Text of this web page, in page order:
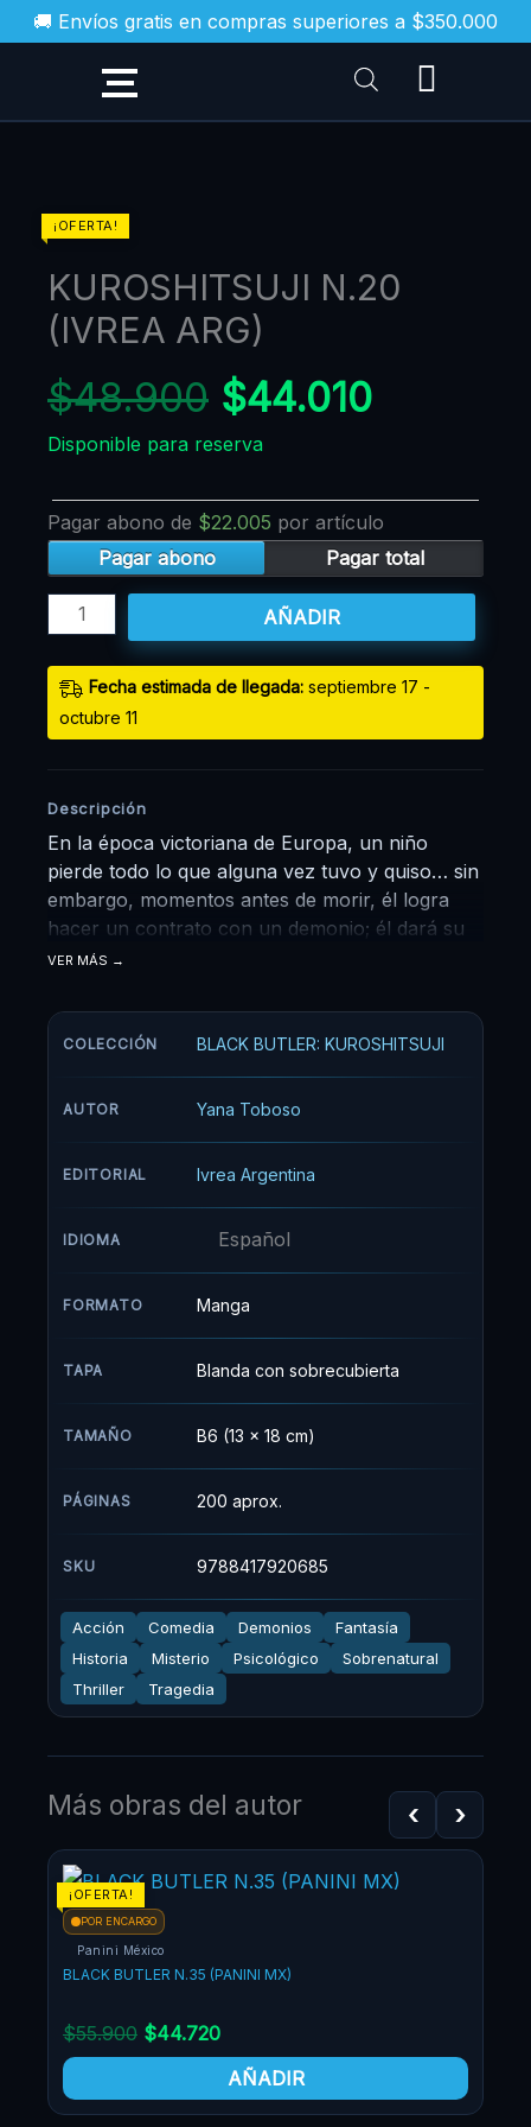
🚚 Envíos gratis en compras superiores a $350.000
al
¡OFERTA!
KUROSHITSUJI N.20
(IVREA ARG)
$48.900
original
era:
$48.900.
$44.010
actual
Disponible para reserva
Pagar abono de $22.005 por artículo
Pagar abono
Pagar total
KUROSHITSUJI
N.20
(IVREA
ARG)
cantidad
AÑADIR
Fecha estimada de llegada: septiembre 17 -
octubre 11
Descripción
En la época victoriana de Europa, un niño
pierde todo lo que alguna vez tuvo y quiso… sin
embargo, momentos antes de morir, él logra
hacer un contrato con un demonio; él dará su
alma, a cambio de venganza. Ciel Phantomhive
corporación Phantomhive, maneja todos los
asuntos relacionados con negocios, y así
Reina de Inglaterra. Su compañero es su nuevo
asesinato los padres de Ciel además de la
tortura que él tuvo que sufrir, ambos se verán
envueltos en peligrosos e intrigantes casos
llenos de misterios e interrogantes que deberán
descifrar.
VER MÁS
COLECCIÓN BLACK BUTLER: KUROSHITSUJI
AUTOR Yana Toboso
EDITORIAL Ivrea Argentina
IDIOMA Español
FORMATO Manga
TAPA Blanda con sobrecubierta
TAMAÑO B6 (13 x 18 cm)
PÁGINAS 200 aprox.
SKU 9788417920685
Acción Comedia Demonios
Fantasía
Historia
Misterio Psicológico
Sobrenatural
Thriller
Tragedia
Más obras del autor ‹ ›
¡OFERTA!
POR ENCARGO
Panini México
BLACK BUTLER N.35 (PANINI MX)
$55.900 $44.720
AÑADIR